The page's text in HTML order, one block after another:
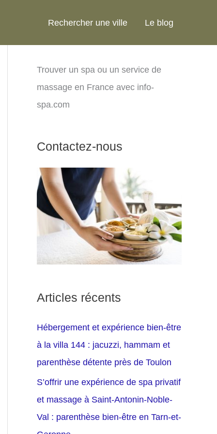
Rechercher une ville Le blog
Trouver un spa ou un service de
massage en France avec info-
spa.com
Contactez-nous
Articles récents
Hébergement et expérience bien-être
à la villa 144 : jacuzzi, hammam et
parenthèse détente près de Toulon
S’offrir une expérience de spa privatif
et massage à Saint-Antonin-Noble-
Val : parenthèse bien-être en Tarn-et-